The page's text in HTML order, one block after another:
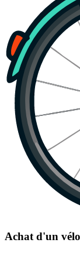
Achat d'un